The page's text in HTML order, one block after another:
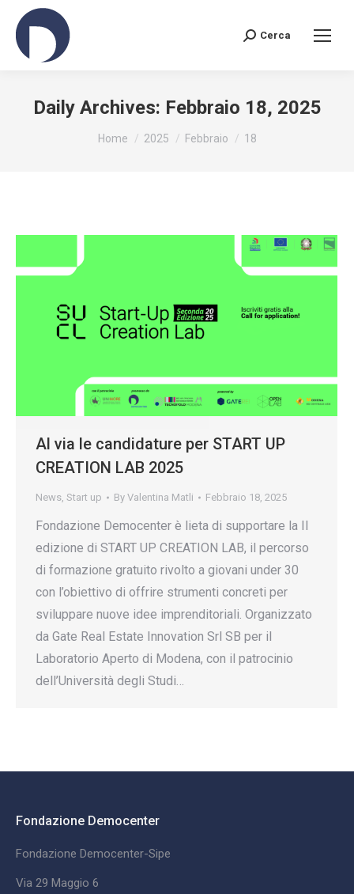
Search:
Cerca
Daily Archives: Febbraio 18, 2025
You are here:
Home 2025 Febbraio 18
Al via le candidature per START UP
CREATION LAB 2025
News, Start up By Valentina Matli Febbraio 18, 2025
Fondazione Democenter è lieta di supportare la II
edizione di START UP CREATION LAB, il percorso
di formazione gratuito rivolto a giovani under 30
con l’obiettivo di offrire strumenti concreti per
sviluppare nuove idee imprenditoriali. Organizzato
da Gate Real Estate Innovation Srl SB per il
Laboratorio Aperto di Modena, con il patrocinio
dell’Università degli Studi…
Fondazione Democenter
Fondazione Democenter-Sipe
Via 29 Maggio 6